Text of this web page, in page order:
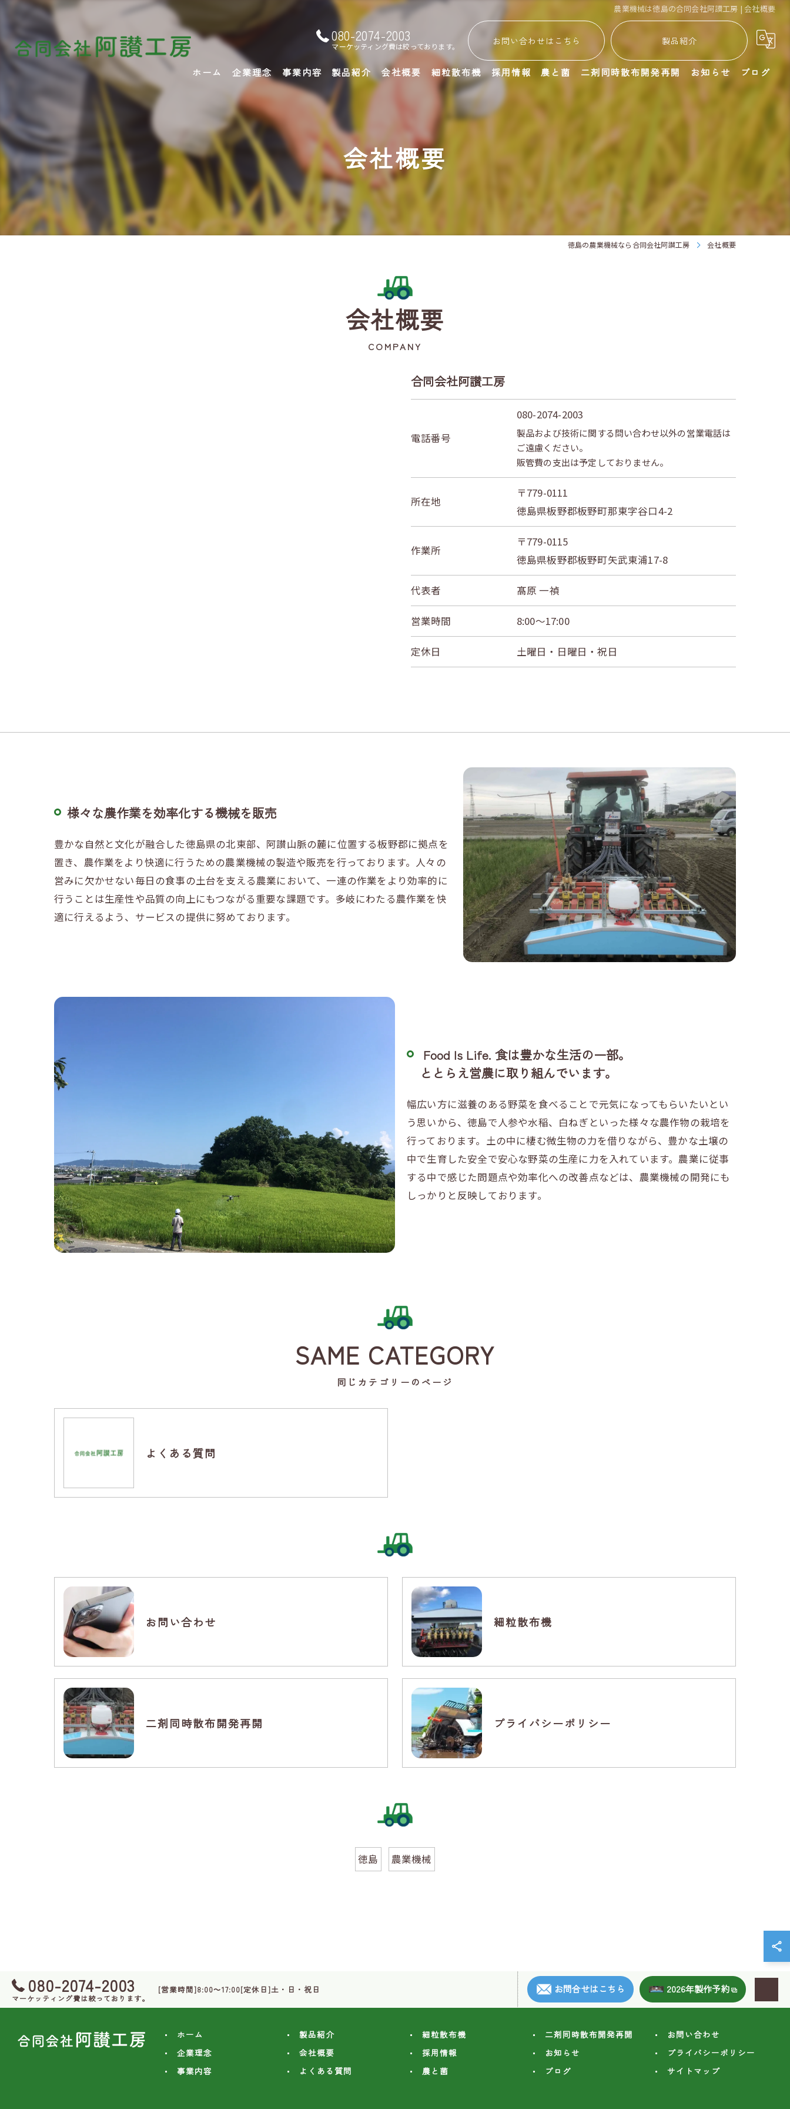
農業機械は徳島の合同会社阿讃工房 | 会社概要
080-2074-2003
マーケッティング費は絞っております。 お問い合わせはこちら 製品紹介
ホーム 企業理念 事業内容 製品紹介 会社概要 細粒散布機 採用情報 農と菌 二剤同時散布開発再開 お知らせ ブログ
会社概要
徳島の農業機械なら合同会社阿讃工房 会社概要
会社概要
COMPANY
合同会社阿讃工房
電話番号
080-2074-2003
製品および技術に関する問い合わせ以外の営業電話は
ご遠慮ください。
販管費の支出は予定しておりません。
所在地
〒779-0111
徳島県板野郡板野町那東字谷口4-2
作業所
〒779-0115
徳島県板野郡板野町矢武東浦17-8
代表者 髙原 一禎
営業時間 8:00～17:00
定休日 土曜日・日曜日・祝日
様々な農作業を効率化する機械を販売
豊かな自然と文化が融合した徳島県の北東部、阿讃山脈の麓に位置する板野郡に拠点を
置き、農作業をより快適に行うための農業機械の製造や販売を行っております。人々の
営みに欠かせない毎日の食事の土台を支える農業において、一連の作業をより効率的に
行うことは生産性や品質の向上にもつながる重要な課題です。多岐にわたる農作業を快
適に行えるよう、サービスの提供に努めております。
Food Is Life. 食は豊かな生活の一部。
ととらえ営農に取り組んでいます。
幅広い方に滋養のある野菜を食べることで元気になってもらいたいとい
う思いから、徳島で人参や水稲、白ねぎといった様々な農作物の栽培を
行っております。土の中に棲む微生物の力を借りながら、豊かな土壌の
中で生育した安全で安心な野菜の生産に力を入れています。農業に従事
する中で感じた問題点や効率化への改善点などは、農業機械の開発にも
しっかりと反映しております。
同じカテゴリーのページ
SAME CATEGORY
よくある質問
お問い合わせ 細粒散布機
二剤同時散布開発再開 プライバシーポリシー
徳島 農業機械
080-2074-2003
マーケッティング費は絞っております。
[営業時間]8:00～17:00[定休日]土・日・祝日 お問合せはこちら 2026年製作予約
ホーム
企業理念
事業内容
製品紹介
会社概要
よくある質問
細粒散布機
採用情報
農と菌
二剤同時散布開発再開
お知らせ
ブログ
お問い合わせ
プライバシーポリシー
サイトマップ